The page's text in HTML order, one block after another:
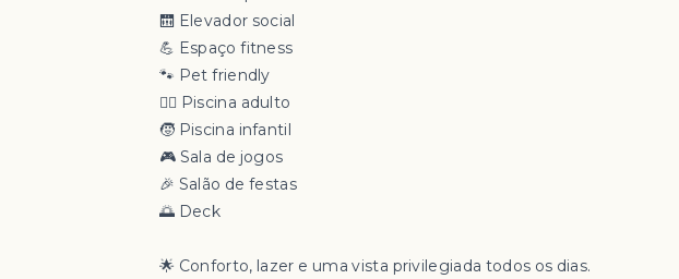
🛗 Elevador social
💪 Espaço fitness
🐾 Pet friendly
🏊‍♂️ Piscina adulto
🧒 Piscina infantil
🎮 Sala de jogos
🎉 Salão de festas
🌅 Deck
🌟 Conforto, lazer e uma vista privilegiada todos os dias.